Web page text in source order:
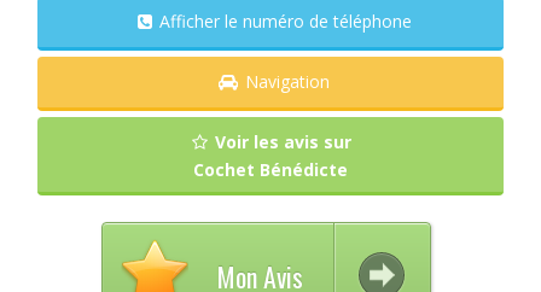
Afficher le numéro de téléphone
Navigation
Voir les avis sur
Cochet Bénédicte
Mon Avis